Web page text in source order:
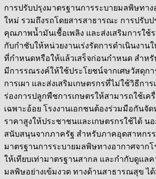
การปรับปรุงมาตรฐานการระบายมลพิษทา
ใหม่ รวมถึงรถโดยสารสาธารณะ การปรับป
คุณภาพน้ำมันเชื้อเพลิง และส่งเสริมการใช้
กับกำชับให้หน่วยงานเร่งรัดการดำเนินงาน
ที่กำหนดหรือให้แล้วเสร็จก่อนกำหนด สำหรั
มีการรณรงค์ให้ใช้ประโยชน์จากเศษวัสดุกา
การเผา และส่งเสริมเกษตรกรที่ไม่ใช้วิธีการ
ร่องการปลูกพืชการเกษตรให้สามารถใช้เค
เฉพาะอ้อย โรงงานเอกชนต้องร่วมมือกันจัด
ราคาสูงให้ประชาชนและเกษตรกรใช้ได้ น
สนับสนุนจากภาครัฐ สำหรับภาคอุตสาหกร
มาตรฐานการระบายมลพิษทางอากาศจาก
ให้เทียบเท่ามาตรฐานสากล และกำกับดูแล
มลพิษอย่างเข้มงวด ทางด้านสาธารณสุข ไ